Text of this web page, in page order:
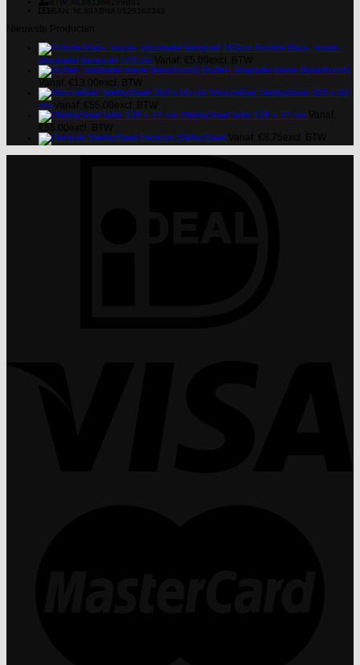
Ronde klap-, vouw-,
plooitafel banquet 120 cm
Buffet-, klaptafel wave (kwartrond)
Voorzetbar StelligStaal 300 x 80
cm
StelligStaal tafel 136 x 72 cm
Barkruk StelligStaal